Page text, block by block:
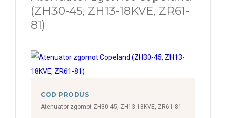
(ZH30-45, ZH13-18KVE, ZR61-
81)
COD PRODUS
Atenuator zgomot ZH30-45, ZH13-18KVE, ZR61-81